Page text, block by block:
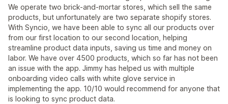
We operate two brick-and-mortar stores, which sell the same
products, but unfortunately are two separate shopify stores.
With Syncio, we have been able to sync all our products over
from our first location to our second location, helping
streamline product data inputs, saving us time and money on
labor. We have over 4500 products, which so far has not been
an issue with the app. Jimmy has helped us with multiple
onboarding video calls with white glove service in
implementing the app. 10/10 would recommend for anyone that
is looking to sync product data.